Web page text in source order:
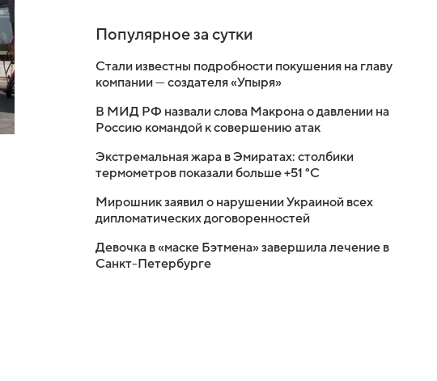
Популярное за сутки
Стали известны подробности покушения на главу
компании — создателя «Упыря»
В МИД РФ назвали слова Макрона о давлении на
Россию командой к совершению атак
Экстремальная жара в Эмиратах: столбики
термометров показали больше +51 °C
Мирошник заявил о нарушении Украиной всех
дипломатических договоренностей
Девочка в «маске Бэтмена» завершила лечение в
Санкт-Петербурге